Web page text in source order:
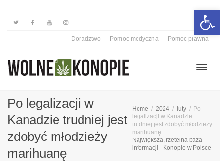
Doradztwo Pomoc medyczna Pomoc prawna
Po legalizacji w
Kanadzie trudniej jest
zdobyć młodzieży
marihuanę
Home 2024 luty
Po
legalizacji w Kanadzie
trudniej jest zdobyć młodzieży
marihuanę
Największa, rzetelna baza
informacji - Konopie w Polsce